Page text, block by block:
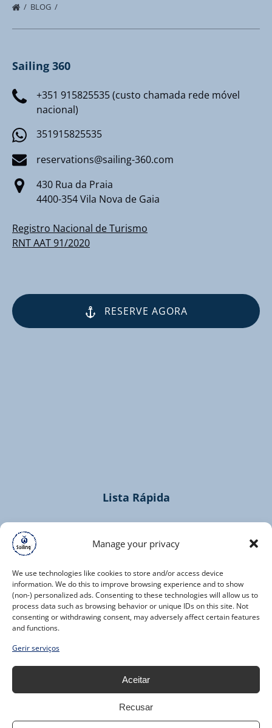
Manage your privacy
We use technologies like cookies to store and/or access device
information. We do this to improve browsing experience and to show
(non-) personalized ads. Consenting to these technologies will allow us to
process data such as browsing behavior or unique IDs on this site. Not
consenting or withdrawing consent, may adversely affect certain features
and functions.
Gerir serviços
Aceitar
Recusar
BLOG
Sailing 360
+351 915825535 (custo chamada rede móvel
nacional)
351915825535
reservations@sailing-360.com
430 Rua da Praia
4400-354 Vila Nova de Gaia
Registro Nacional de Turismo
RNT AAT 91/2020
RESERVE AGORA
Lista Rápida
Home
Cruzeiros
in
window)